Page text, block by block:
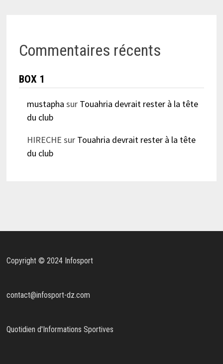
Commentaires récents
BOX 1
mustapha sur Touahria devrait rester à la tête
du club
HIRECHE sur Touahria devrait rester à la tête
du club
Copyright © 2024 Infosport
contact@infosport-dz.com
Quotidien d'Informations Sportives